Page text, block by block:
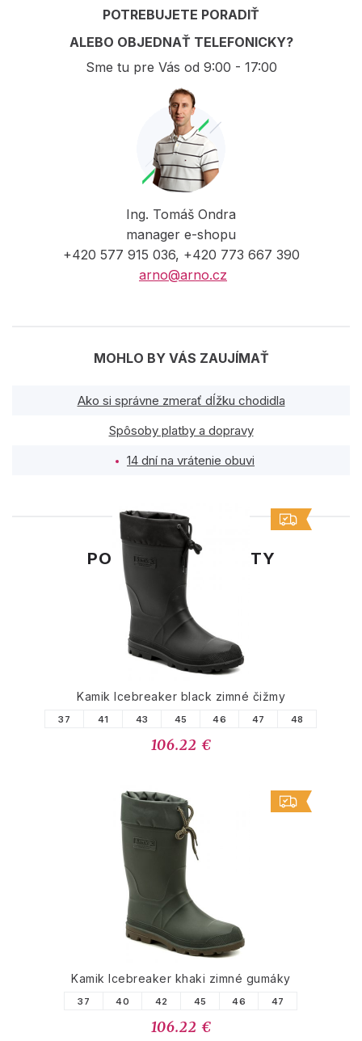
POTREBUJETE PORADIŤ
ALEBO OBJEDNAŤ TELEFONICKY?
Sme tu pre Vás od 9:00 - 17:00
Ing. Tomáš Ondra
manager e-shopu
+420 577 915 036, +420 773 667 390
arno@arno.cz
MOHLO BY VÁS ZAUJÍMAŤ
Ako si správne zmerať dĺžku chodidla
Spôsoby platby a dopravy
14 dní na vrátenie obuvi
PODOBNÉ PRODUKTY
Kamik Icebreaker black zimné čižmy
37 41 43 45 46 47 48
106.22 €
Kamik Icebreaker khaki zimné gumáky
37 40 42 45 46 47
106.22 €